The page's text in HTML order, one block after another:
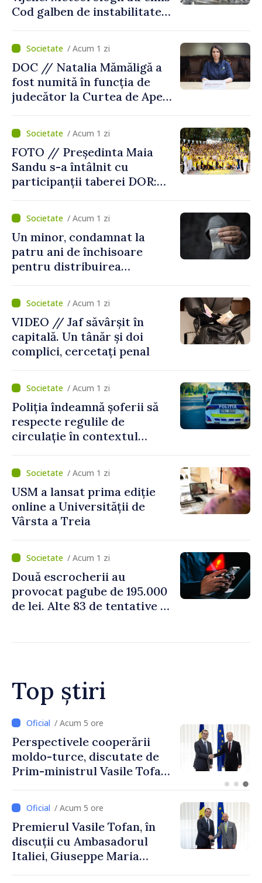
Cod galben de instabilitate
/ Acum 1 zi
DOC // Natalia Mămăligă a
fost numită în funcția de
judecător la Curtea de Apel
/ Acum 1 zi
FOTO // Președinta Maia
Sandu s-a întâlnit cu
participanții taberei DOR:
noastră rămâne puternică”
/ Acum 1 zi
Un minor, condamnat la
patru ani de închisoare
pentru distribuirea
/ Acum 1 zi
VIDEO // Jaf săvârșit în
capitală. Un tânăr și doi
complici, cercetați penal
/ Acum 1 zi
Poliția îndeamnă șoferii să
respecte regulile de
circulație în contextul
perioada concediilor
/ Acum 1 zi
USM a lansat prima ediție
online a Universității de
Vârsta a Treia
/ Acum 1 zi
Două escrocherii au
provocat pagube de 195.000
de lei. Alte 83 de tentative au
Top știri
/ Acum 2 ore
Forumul Diasporei //
Republica Moldova,
promovată în Elveția prin
/ Acum 5 ore
Premierul Vasile Tofan, în
discuții cu Ambasadorul
Italiei, Giuseppe Maria